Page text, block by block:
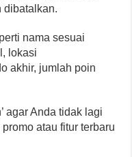
dibatalkan.
nama sesuai
lokasi
akhir, jumlah poin
agar Anda tidak lagi
atau fitur terbaru